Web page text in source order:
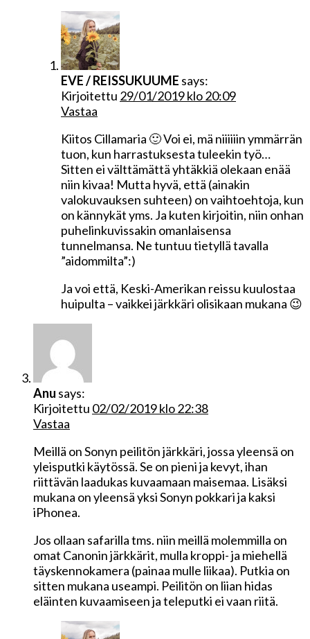
EVE / REISSUKUUME says:
Kirjoitettu 29/01/2019 klo 20:09
Vastaa
Kiitos Cillamaria 🙂 Voi ei, mä niiiiiin ymmärrän
tuon, kun harrastuksesta tuleekin työ…
Sitten ei välttämättä yhtäkkiä olekaan enää
niin kivaa! Mutta hyvä, että (ainakin
valokuvauksen suhteen) on vaihtoehtoja, kun
on kännykät yms. Ja kuten kirjoitin, niin onhan
puhelinkuvissakin omanlaisensa
tunnelmansa. Ne tuntuu tietyllä tavalla
”aidommilta”:)
Ja voi että, Keski-Amerikan reissu kuulostaa
huipulta – vaikkei järkkäri olisikaan mukana 😉
Anu says:
Kirjoitettu 02/02/2019 klo 22:38
Vastaa
Meillä on Sonyn peilitön järkkäri, jossa yleensä on
yleisputki käytössä. Se on pieni ja kevyt, ihan
riittävän laadukas kuvaamaan maisemaa. Lisäksi
mukana on yleensä yksi Sonyn pokkari ja kaksi
iPhonea.
Jos ollaan safarilla tms. niin meillä molemmilla on
omat Canonin järkkärit, mulla kroppi- ja miehellä
täyskennokamera (painaa mulle liikaa). Putkia on
sitten mukana useampi. Peilitön on liian hidas
eläinten kuvaamiseen ja teleputki ei vaan riitä.